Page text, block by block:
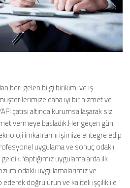
beri gelen bilgi birikimi ve iş
daha iyi bir hizmet ve
çatısı altında kurumsallaşarak siz
vermeye başladık.Her geçen gün
imkanlarını işimize entegre edip
uygulama ve sonuç odaklı
Yaptığımız uygulamalarda ilk
odaklı uygulamalarımız ve
doğru ürün ve kaliteli işçilik ile